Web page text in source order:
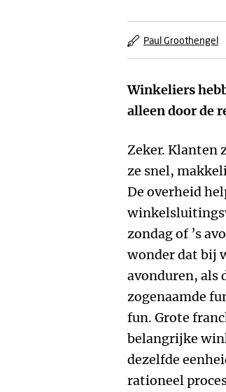
Paul Groothengel
Winkeliers
alleen door de
Zeker. Klanten
ze snel,
De overheid
zondag of ’s
wonder dat bij
avonduren, als
zogenaamde
fun. Grote
belangrijke
dezelfde
rationeel